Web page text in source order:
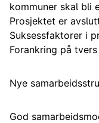
kommuner skal bli
Prosjektet er
Suksessfaktorer i
Forankring på tvers
Nye
God